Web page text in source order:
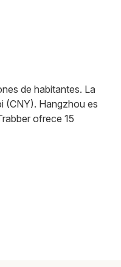
de habitantes. La
(CNY). Hangzhou es
ofrece 15